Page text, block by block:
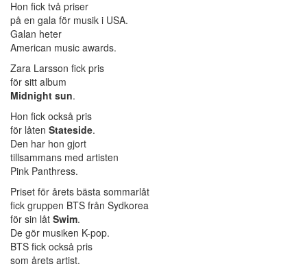
Hon fick två priser
på en gala för musik i USA.
Galan heter
American music awards.
Zara Larsson fick pris
för sitt album
Midnight sun.
Hon fick också pris
för låten Stateside.
Den har hon gjort
tillsammans med artisten
Pink Panthress.
Priset för årets bästa sommarlåt
fick gruppen BTS från Sydkorea
för sin låt Swim.
De gör musiken K-pop.
BTS fick också pris
som årets artist.